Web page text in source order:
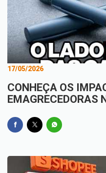
17/05/2026
CONHEÇA OS
EMAGRECEDORAS